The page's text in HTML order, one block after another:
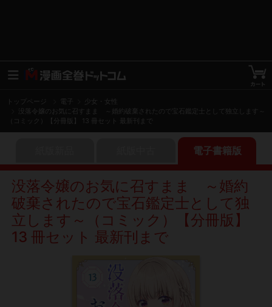
トップページ
少女・女性
没落令嬢のお気に召すまま ～婚約破棄されたので宝石鑑定士として独立します～
（コミック）【分冊版】 13 冊セット 最新刊まで
電子書籍版
没落令嬢のお気に召すまま ～婚約
破棄されたので宝石鑑定士として独
立します～（コミック）【分冊版】
13 冊セット 最新刊まで